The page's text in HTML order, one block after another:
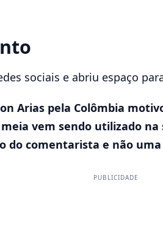
sociais e abriu espaço
Arias pela Colômbia
vem sendo utilizado
do comentarista e não
PUBLICIDADE